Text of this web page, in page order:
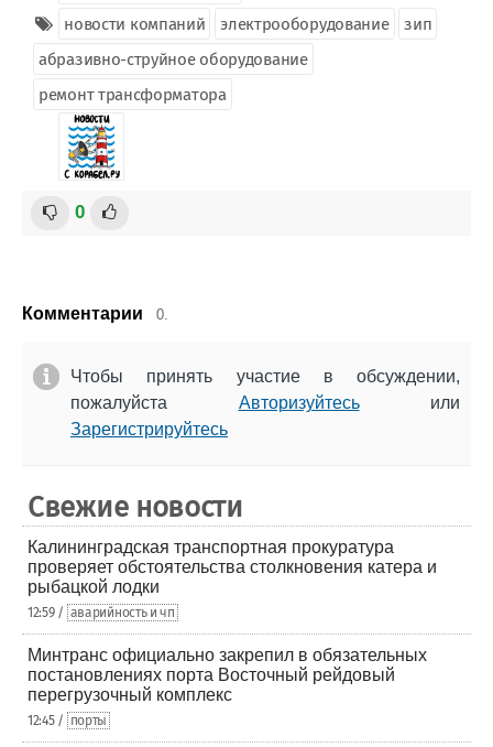
новости компаний
электрооборудование
зип
абразивно-струйное оборудование
ремонт трансформатора
0
Комментарии 0.
Чтобы принять участие в обсуждении,
пожалуйста Авторизуйтесьили
Зарегистрируйтесь
Свежие новости
Калининградская транспортная прокуратура
проверяет обстоятельства столкновения катера и
рыбацкой лодки
12:59 / аварийность и чп
Минтранс официально закрепил в обязательных
постановлениях порта Восточный рейдовый
перегрузочный комплекс
12:45 / порты